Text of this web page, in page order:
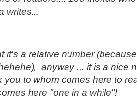
writes...
it's a relative number (because
), anyway ... itis a nice
you to whom comes here to
here "one in a while"!